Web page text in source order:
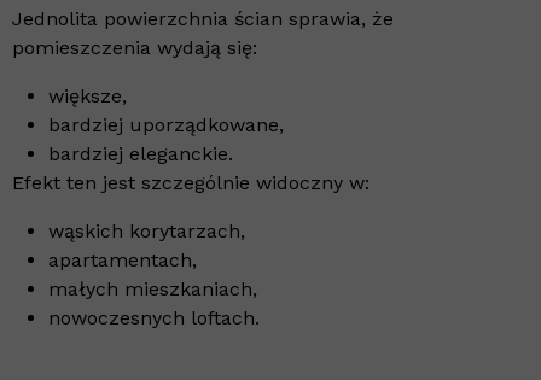
Jednolita powierzchnia ścian sprawia, że
pomieszczenia wydają się:
większe,
bardziej uporządkowane,
bardziej eleganckie.
Efekt ten jest szczególnie widoczny w:
wąskich korytarzach,
apartamentach,
małych mieszkaniach,
nowoczesnych loftach.